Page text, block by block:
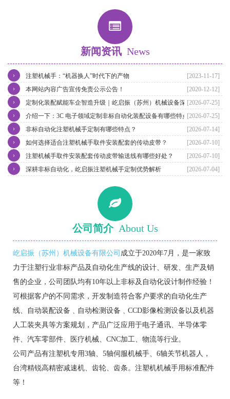
新闻资讯 News
[2023-11-17]
注塑机械手：“机器换人”时代下的产物
›
[2020-12-12]
本网站内容广告宣传免责公示公告！
›
[2026-07-25]
定制化装配赋能车企智造升级｜屹启振（苏州）机械设备深耕汽车非
标自动化装配产线整体方案
›
[2026-07-25]
介绍一下：3C 电子领域定制非标自动化装配设备有哪些特点
›
[2026-07-14]
非标自动化注塑机械手定制有哪些特点？
›
[2026-07-10]
如何选择适合注塑机械手取件安装配套的传动皮带？
›
[2026-07-10]
注塑机械手取件安装配套传动皮带输送线有哪些好处？
›
[2026-07-04]
深耕非标自动化，屹启振注塑机械手定制优势解析
›
公司简介 About Us
屹启振（苏州）机械设备有限公司 成立于2020年7月，是一家致
力于注塑行业非标产品及自动化生产线的设计、研发、生产及销
售的企业，公司团队均有10年以上非标及自动化设计制作经验！
可根据客户的不同需求，开发制造符合客户要求的自动化生产
线、自动装配设备﹑自动检测设备﹑CCD影像检测设备以及机器
人工装夹具等方案规划，产品广泛应用于电子通讯、半导体零
件、汽车零部件、医疗机械、CNC加工、物流等行业。
公司产品有注塑机专用3轴、5轴伺服机械手、6轴关节机器人，
台湾精锐高精密减速机、齿轮、齿条。注塑机机械手用标准配件
等！